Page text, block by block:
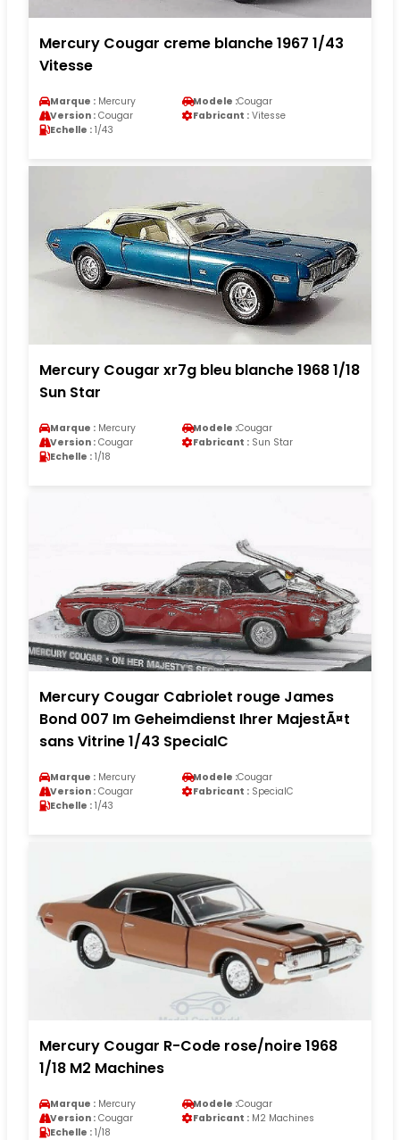
Mercury Cougar creme blanche 1967 1/43
Vitesse
Marque : Mercury Modele :Cougar
Version : Cougar Fabricant : Vitesse
Echelle : 1/43
Mercury Cougar xr7g bleu blanche 1968 1/18
Sun Star
Marque : Mercury Modele :Cougar
Version : Cougar Fabricant : Sun Star
Echelle : 1/18
Mercury Cougar Cabriolet rouge James
Bond 007 Im Geheimdienst Ihrer MajestÃ¤t
sans Vitrine 1/43 SpecialC
Marque : Mercury Modele :Cougar
Version : Cougar Fabricant : SpecialC
Echelle : 1/43
Mercury Cougar R-Code rose/noire 1968
1/18 M2 Machines
Marque : Mercury Modele :Cougar
Version : Cougar Fabricant : M2 Machines
Echelle : 1/18